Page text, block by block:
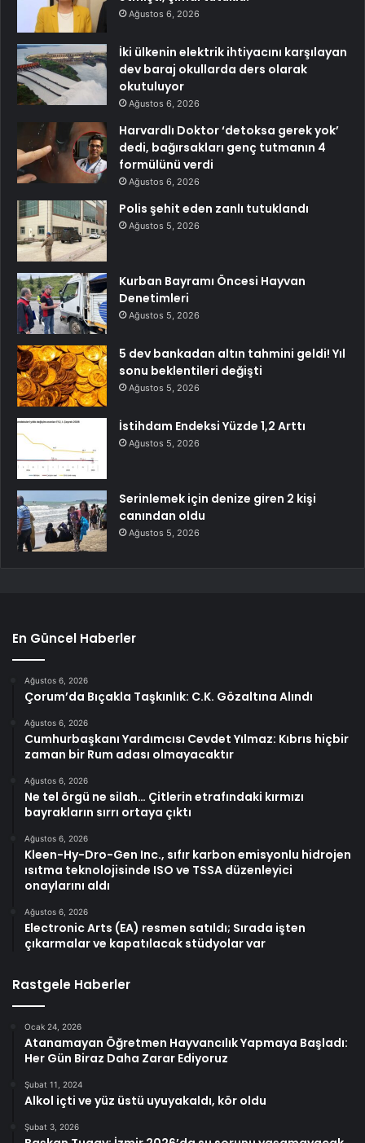
Ağustos 6, 2026
İki ülkenin elektrik ihtiyacını karşılayan
dev baraj okullarda ders olarak
okutuluyor
Ağustos 6, 2026
Harvardlı Doktor ‘detoksa gerek yok’
dedi, bağırsakları genç tutmanın 4
formülünü verdi
Ağustos 6, 2026
Polis şehit eden zanlı tutuklandı
Ağustos 5, 2026
Kurban Bayramı Öncesi Hayvan
Denetimleri
Ağustos 5, 2026
5 dev bankadan altın tahmini geldi! Yıl
sonu beklentileri değişti
Ağustos 5, 2026
İstihdam Endeksi Yüzde 1,2 Arttı
Ağustos 5, 2026
Serinlemek için denize giren 2 kişi
canından oldu
Ağustos 5, 2026
En Güncel Haberler
Ağustos 6, 2026
Çorum’da Bıçakla Taşkınlık: C.K. Gözaltına Alındı
Ağustos 6, 2026
Cumhurbaşkanı Yardımcısı Cevdet Yılmaz: Kıbrıs hiçbir
zaman bir Rum adası olmayacaktır
Ağustos 6, 2026
Ne tel örgü ne silah… Çitlerin etrafındaki kırmızı
bayrakların sırrı ortaya çıktı
Ağustos 6, 2026
Kleen-Hy-Dro-Gen Inc., sıfır karbon emisyonlu hidrojen
ısıtma teknolojisinde ISO ve TSSA düzenleyici
onaylarını aldı
Ağustos 6, 2026
Electronic Arts (EA) resmen satıldı; Sırada işten
çıkarmalar ve kapatılacak stüdyolar var
Rastgele Haberler
Ocak 24, 2026
Atanamayan Öğretmen Hayvancılık Yapmaya Başladı:
Her Gün Biraz Daha Zarar Ediyoruz
Şubat 11, 2024
Alkol içti ve yüz üstü uyuyakaldı, kör oldu
Şubat 3, 2026